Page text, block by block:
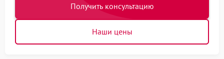
Получить консультацию
Наши цены